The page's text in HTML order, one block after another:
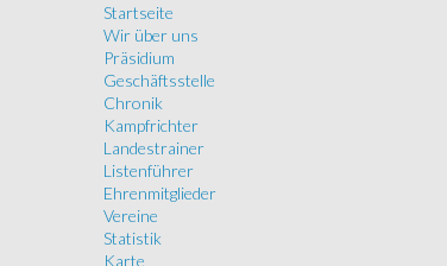
Startseite
Wir über uns
Präsidium
Geschäftsstelle
Chronik
Kampfrichter
Landestrainer
Listenführer
Ehrenmitglieder
Vereine
Statistik
Karte